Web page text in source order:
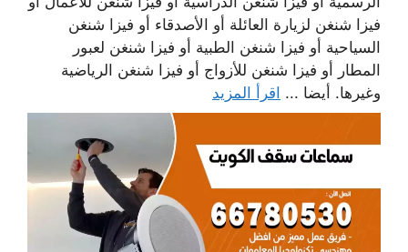
فيزا شنغن لزيارة العائلة أو الأصدقاء أو فيزا شنغن
السياحية أو فيزا شنغن الطبية أو فيزا شنغن لعبور
المطار أو فيزا شنغن للأزواج أو فيزا شنغن الرياضية
وغيرها. أيضا ... اقرأ المزيد